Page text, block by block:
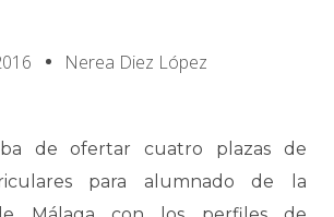
Nerea Diez López
de ofertar cuatro plazas de
para alumnado de la